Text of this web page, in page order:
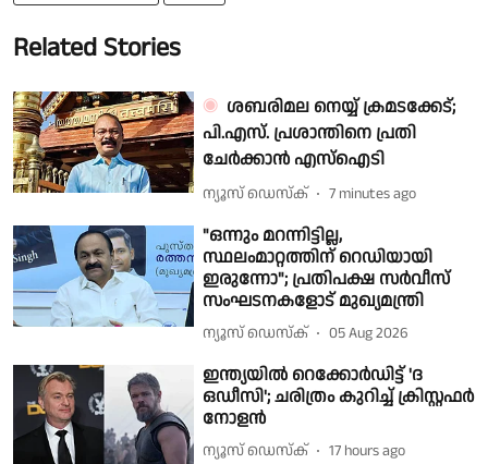
Related Stories
ശബരിമല നെയ്യ് ക്രമടക്കേട്;
പി.എസ്. പ്രശാന്തിനെ പ്രതി
ചേർക്കാൻ എസ്ഐടി
ന്യൂസ് ഡെസ്ക് 7 minutes ago
"ഒന്നും മറന്നിട്ടില്ല,
സ്ഥലംമാറ്റത്തിന് റെഡിയായി
ഇരുന്നോ"; പ്രതിപക്ഷ സർവീസ്
സംഘടനകളോട് മുഖ്യമന്ത്രി
ന്യൂസ് ഡെസ്ക് 05 Aug 2026
ഇന്ത്യയിൽ റെക്കോർഡിട്ട് 'ദ
ഒഡീസി'; ചരിത്രം കുറിച്ച് ക്രിസ്റ്റഫർ
നോളൻ
ന്യൂസ് ഡെസ്ക് 17 hours ago